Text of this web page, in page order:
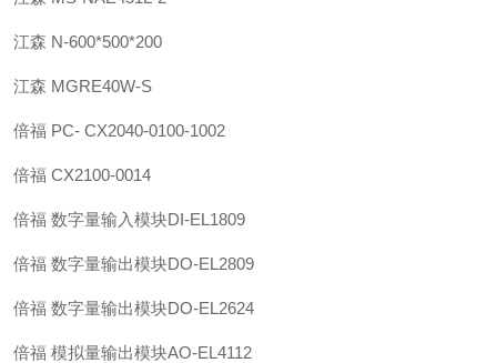
江森 N-600*500*200
江森 MGRE40W-S
倍福 PC- CX2040-0100-1002
倍福 CX2100-0014
倍福 数字量输入模块DI-EL1809
倍福 数字量输出模块DO-EL2809
倍福 数字量输出模块DO-EL2624
倍福 模拟量输出模块AO-EL4112